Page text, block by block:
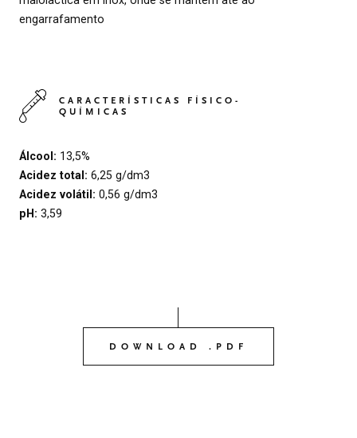
engarrafamento
CARACTERÍSTICAS FÍSICO-
QUÍMICAS
Álcool: 13,5%
Acidez total: 6,25 g/dm3
Acidez volátil: 0,56 g/dm3
pH: 3,59
DOWNLOAD .PDF